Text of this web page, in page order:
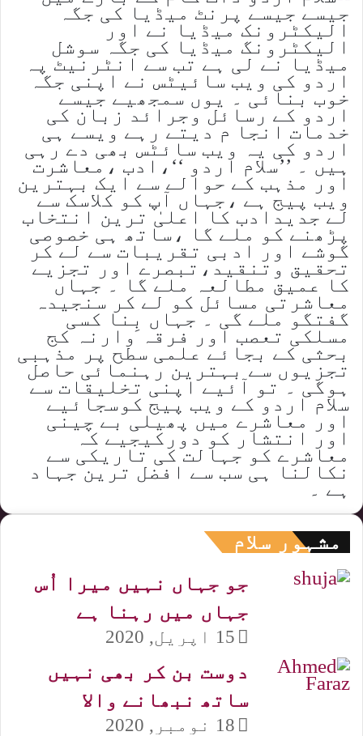
جیسے جیسے پرنٹ میڈیا کی جگہ
الیکٹرونک میڈیا نے اور
الیکٹرونگ میڈیا کی جگہ سوشل
میڈیا نے لی ہے تب سے انٹرنیٹ پہ
اردو کی ویب سائیٹس نے اپنی جگہ
خوب بنائی ۔ یوں سمجھیے جیسے
اردو کے رسائل وجرائد زبان کی
خدمات انجا م دیتے رہے ویسے ہی
اردو کی یہ ویب سائٹس بھی دے رہی
ہیں ۔ ’’سلام اردو ‘‘،ادب ،معاشرت
اور مذہب کے حوالے سے ایک بہترین
ویب پیج ہے ،جہاں آپ کو کلاسک سے
لے جدیدادب کا اعلیٰ ترین انتخاب
پڑھنے کو ملے گا ،ساتھ ہی خصوصی
گوشے اور ادبی تقریبات سے لے کر
تحقیق وتنقید،تبصرے اور تجزیے
کا عمیق مطالعہ ملے گا ۔ جہاں
معاشرتی مسائل کو لے کر سنجیدہ
گفتگو ملے گی ۔ جہاں بِنا کسی
مسلکی تعصب اور فرقہ وارنہ کج
بحثی کے بجائے علمی سطح پر مذہبی
تجزیوں سے بہترین رہنمائی حاصل
ہوگی ۔ تو آئیے اپنی تخلیقات سے
سلام اردو کے ویب پیج کوسجائیے
اور معاشرے میں پھیلی بے چینی
اور انتشار کو دورکیجیے کہ
معاشرے کو جہالت کی تاریکی سے
نکالنا ہی سب سے افضل ترین جہاد
ہے ۔
مشہور سلام
جو جہاں نہیں میرا اُس
جہاں میں رہنا ہے
15 اپریل, 2020
دوست بن کر بھی نہیں
ساتھ نبھانے والا
18 نومبر, 2020